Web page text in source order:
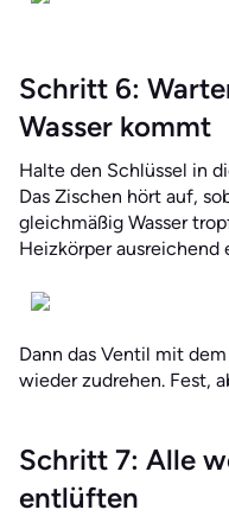
Schritt 6:
Wasser kommt
Halte den Schlüssel in
Das Zischen hört auf,
gleichmäßig Wasser
Heizkörper
Dann das Ventil mit
wieder zudrehen. Fest,
Schritt 7: Alle
entlüften